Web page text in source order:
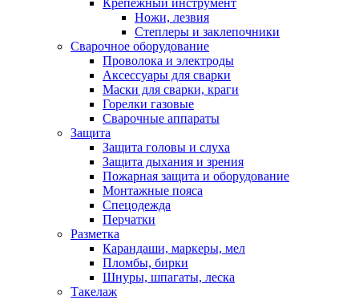
Ножи, лезвия
Степлеры и заклепочники
Сварочное оборудование
Проволока и электроды
Аксессуары для сварки
Маски для сварки, краги
Горелки газовые
Сварочные аппараты
Защита
Защита головы и слуха
Защита дыхания и зрения
Пожарная защита и оборудование
Монтажные пояса
Спецодежда
Перчатки
Разметка
Карандаши, маркеры, мел
Пломбы, бирки
Шнуры, шпагаты, леска
Такелаж